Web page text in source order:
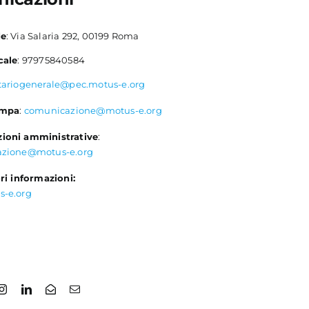
: Via Salaria 292, 00199 Roma
: 97975840584
e.org
: comunicazione@motus-e.org
amministrative:
e.org
informazioni:
e.org